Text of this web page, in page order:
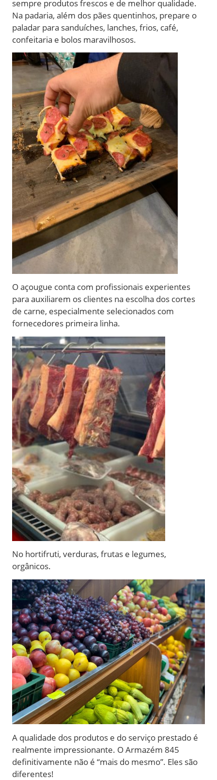
sempre produtos frescos e de melhor qualidade.
Na padaria, além dos pães quentinhos, prepare o
paladar para sanduíches, lanches, frios, café,
confeitaria e bolos maravilhosos.
O açougue conta com profissionais experientes
para auxiliarem os clientes na escolha dos cortes
de carne, especialmente selecionados com
fornecedores primeira linha.
No hortifruti, verduras, frutas e legumes,
orgânicos.
A qualidade dos produtos e do serviço prestado é
realmente impressionante. O Armazém 845
definitivamente não é “mais do mesmo”. Eles são
diferentes!